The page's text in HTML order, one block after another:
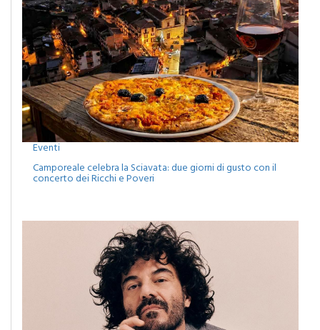
Eventi
Camporeale celebra la Sciavata: due giorni di gusto con il
concerto dei Ricchi e Poveri